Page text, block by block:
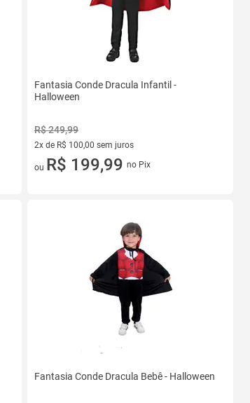
Fantasia Conde Dracula Infantil -
Halloween
R$ 249,99
2x de R$ 100,00 sem juros
2 vez de R$ 100,00 sem juros
ou R$ 199,99 no Pix
Fantasia Conde Dracula Bebê - Halloween